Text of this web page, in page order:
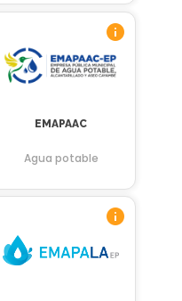
EMAPAAC
Agua potable